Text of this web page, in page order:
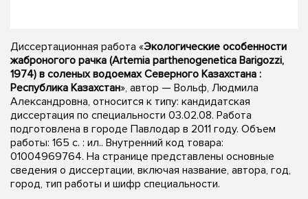
Диссертационная работа «Экологические особенности
жаброногого рачка (Artemia parthenogenetica Barigozzi,
1974) в соленых водоемах Северного Казахстана :
Республика Казахстан», автор — Вольф, Людмила
Александровна, относится к типу: кандидатская
диссертация по специальности 03.02.08. Работа
подготовлена в городе Павлодар в 2011 году. Объем
работы: 165 с. : ил.. Внутренний код товара:
01004969764. На странице представлены основные
сведения о диссертации, включая название, автора, год,
город, тип работы и шифр специальности.